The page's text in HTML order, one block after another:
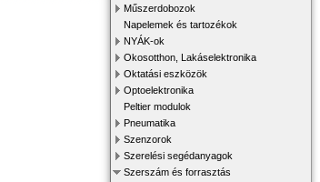
Műszerdobozok
Napelemek és tartozékok
NYÁK-ok
Okosotthon, Lakáselektronika
Oktatási eszközök
Optoelektronika
Peltier modulok
Pneumatika
Szenzorok
Szerelési segédanyagok
Szerszám és forrasztás